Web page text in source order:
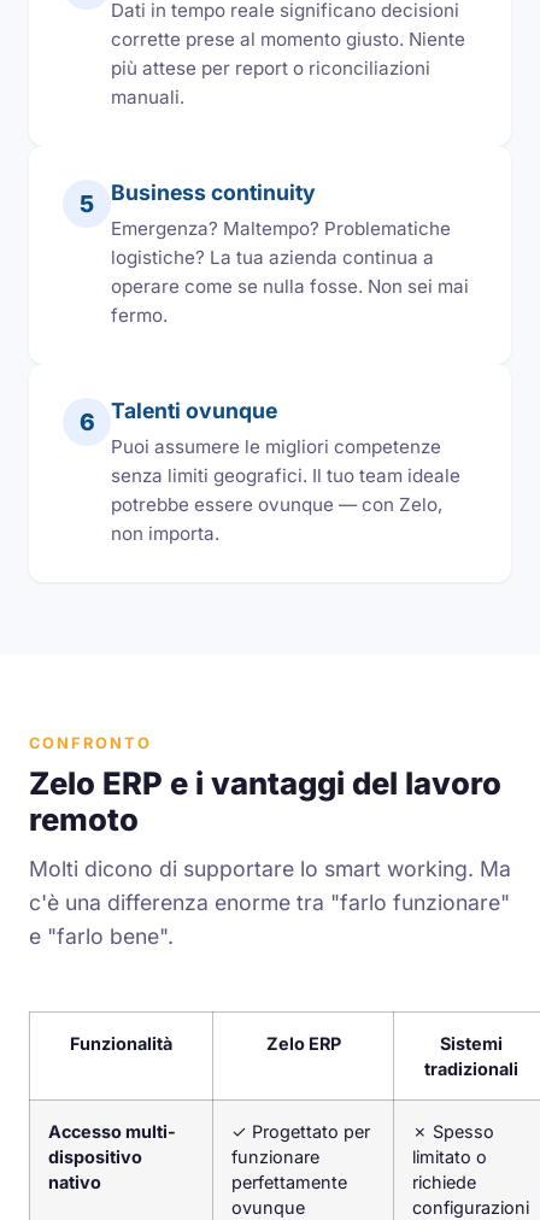
Dati in tempo reale significano decisioni
corrette prese al momento giusto. Niente
più attese per report o riconciliazioni
manuali.
5 Business continuity
Emergenza? Maltempo? Problematiche
logistiche? La tua azienda continua a
operare come se nulla fosse. Non sei mai
fermo.
6 Talenti ovunque
Puoi assumere le migliori competenze
senza limiti geografici. Il tuo team ideale
potrebbe essere ovunque — con Zelo,
non importa.
CONFRONTO
Zelo ERP e i vantaggi del lavoro
remoto
Molti dicono di supportare lo smart working. Ma
c'è una differenza enorme tra "farlo funzionare"
e "farlo bene".
Funzionalità Zelo ERP
Sistemi
tradizionali
Accesso multi-
dispositivo
nativo
✓ Progettato per
funzionare
perfettamente
ovunque
✗ Spesso
limitato o
richiede
configurazioni